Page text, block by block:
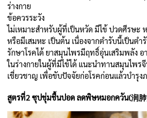
ร่างกาย
ข้อควรระวัง
ไม่เหมาะสำหรับผู้ที่เป็นหวัด มีไข้ ปวดศีรษะ
หรือมีเสมหะ เป็นต้น เนื่องจากตำรับนี้เป็นตำ
รักษาโรคได้ ยาสมุนไพรมีฤทธิ์อุ่นเสริมพลัง
ในร่างกายในผู้ที่มีไข้ได้ แนะนำทานสมุนไพร
เชี่ยวชาญ เพื่อขับปัจจัยก่อโรคก่อนแล้วบำรุง
สูตรที่2 ซุปชุ่มชื้นปอด ลดพิษหมอกควัน(润